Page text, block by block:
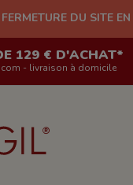
SITE EN LIGNE ET
129 € D'ACHAT*
- livraison à domicile